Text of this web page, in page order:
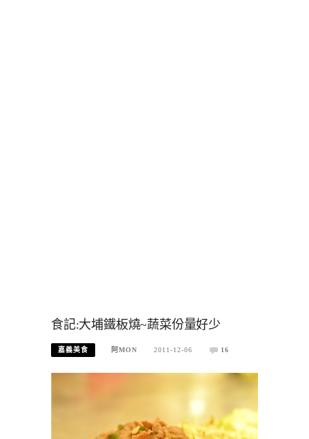
食記:大埔鐵板燒~蔬菜份量好少
嘉義美食 阿MON 2011-12-06 16